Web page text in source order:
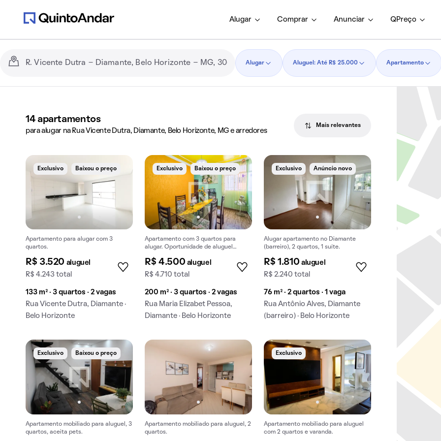
Alugar Comprar Anunciar QPreço
Alugar Aluguel: Até R$ 25.000 Apartamento
14 apartamentos
para alugar na Rua Vicente Dutra, Diamante, Belo Horizonte, MG e arredores
Mais relevantes
Exclusivo Baixou o preço
Apartamento para alugar com 3
quartos.
R$ 3.520 aluguel
R$ 4.243 total
133 m² · 3 quartos · 2 vagas
Rua Vicente Dutra, Diamante ·
Belo Horizonte
Exclusivo Baixou o preço
Apartamento com 3 quartos para
alugar. Oportunidade de aluguel
R$ 4.500 aluguel
R$ 4.710 total
200 m² · 3 quartos · 2 vagas
Rua Maria Elizabet Pessoa,
Diamante · Belo Horizonte
Exclusivo Anúncio novo
Alugar apartamento no Diamante
(barreiro), 2 quartos, 1 suíte.
R$ 1.810 aluguel
R$ 2.240 total
76 m² · 2 quartos · 1 vaga
Rua Antônio Alves, Diamante
(barreiro) · Belo Horizonte
Exclusivo Baixou o preço
Apartamento mobiliado para aluguel, 3
quartos, aceita pets.
Apartamento mobiliado para aluguel, 2
quartos.
Exclusivo
Apartamento mobiliado para aluguel
com 2 quartos e varanda.